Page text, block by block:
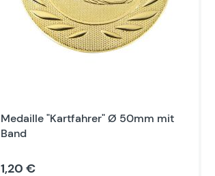
Medaille "Kartfahrer" Ø 50mm mit
Band
1,20 €